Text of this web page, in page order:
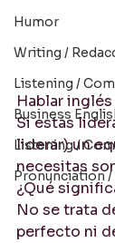
Humor
Writing /
Listening /
Business
Listening /
Pronunciation
Hablar
Si estás
liderar) un
necesitas
¿Qué
No se trata
perfecto ni